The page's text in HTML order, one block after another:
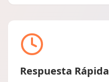
Respuesta Rápida